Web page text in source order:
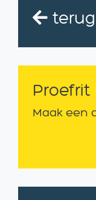
Maak een